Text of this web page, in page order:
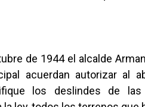
de 1944 el alcalde
acuerdan autorizar al
los deslindes de las